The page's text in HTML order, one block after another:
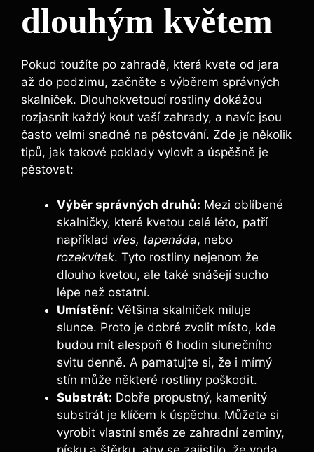
dlouhým květem
Pokud toužíte po zahradě, která kvete od jara
až do podzimu, začněte s výběrem správných
skalniček. Dlouhokvetoucí rostliny dokážou
rozjasnit každý kout vaší zahrady, a navíc jsou
často velmi snadné na pěstování. Zde je několik
tipů, jak takové poklady vylovit a úspěšně je
pěstovat:
Výběr správných druhů: Mezi oblíbené
skalničky, které kvetou celé léto, patří
například vřes, tapenáda, nebo
rozekvítek. Tyto rostliny nejenom že
dlouho kvetou, ale také snášejí sucho
lépe než ostatní.
Umístění: Většina skalniček miluje
slunce. Proto je dobré zvolit místo, kde
budou mít alespoň 6 hodin slunečního
svitu denně. A pamatujte si, že i mírný
stín může některé rostliny poškodit.
Substrát: Dobře propustný, kamenitý
substrát je klíčem k úspěchu. Můžete si
vyrobit vlastní směs ze zahradní zeminy,